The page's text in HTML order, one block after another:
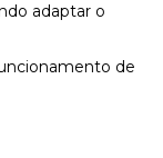
adaptar o
de
de transportar